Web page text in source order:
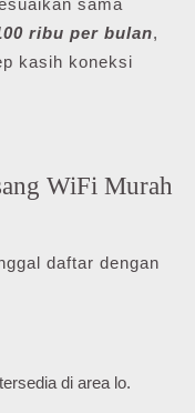
ribu per bulan,
kasih koneksi
WiFi Murah
daftar dengan
di area lo.